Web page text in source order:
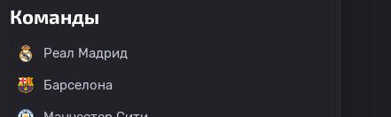
Команды
Реал Мадрид
Барселона